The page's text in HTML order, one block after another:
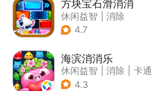
方块宝石滑消消
休闲益智
消除
4.7
海滨消消乐
休闲益智 消除
卡通
| 乐元素
4.3